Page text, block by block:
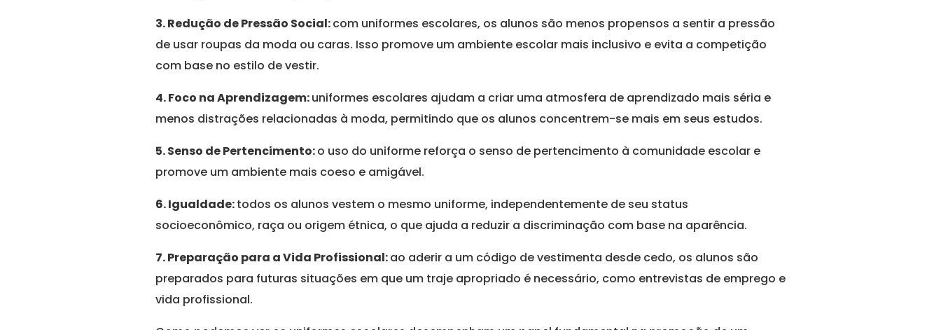
3. Redução de Pressão Social:com uniformes escolares, os alunos são menos propensos a sentir a pressão
de usar roupas da moda ou caras. Isso promove um ambiente escolar mais inclusivo e evita a competição
com base no estilo de vestir.
4. Foco na Aprendizagem:uniformes escolares ajudam a criar uma atmosfera de aprendizado mais séria e
menos distrações relacionadas à moda, permitindo que os alunos concentrem-se mais em seus estudos.
5. Senso de Pertencimento:o uso do uniforme reforça o senso de pertencimento à comunidade escolar e
promove um ambiente mais coeso e amigável.
6. Igualdade:todos os alunos vestem o mesmo uniforme, independentemente de seu status
socioeconômico, raça ou origem étnica, o que ajuda a reduzir a discriminação com base na aparência.
7. Preparação para a Vida Profissional:ao aderir a um código de vestimenta desde cedo, os alunos são
preparados para futuras situações em que um traje apropriado é necessário, como entrevistas de emprego e
vida profissional.